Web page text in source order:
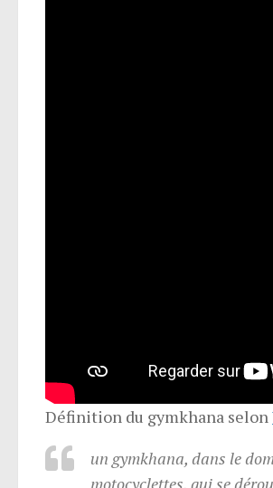
Définition du gymkhana selon
un gymkhana, dans le
motocyclettes, qui se